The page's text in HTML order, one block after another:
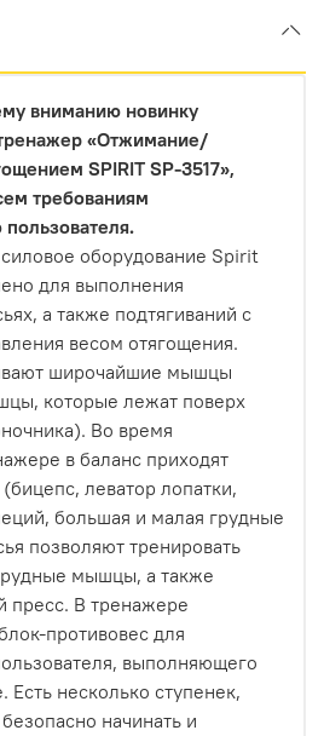
вниманию новинку
«Отжимание/
SPIRIT SP-3517»,
требованиям
оборудование Spirit
для выполнения
а также подтягиваний с
весом отягощения.
широчайшие мышцы
которые лежат поверх
Во время
в баланс приходят
леватор лопатки,
большая и малая грудные
позволяют тренировать
мышцы, а также
пресс. В тренажере
противовес для
выполняющего
Есть несколько ступенек,
начинать и